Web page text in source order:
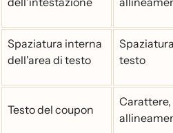
Spaziatura interna
dell'area di testo
testo
Testo del coupon